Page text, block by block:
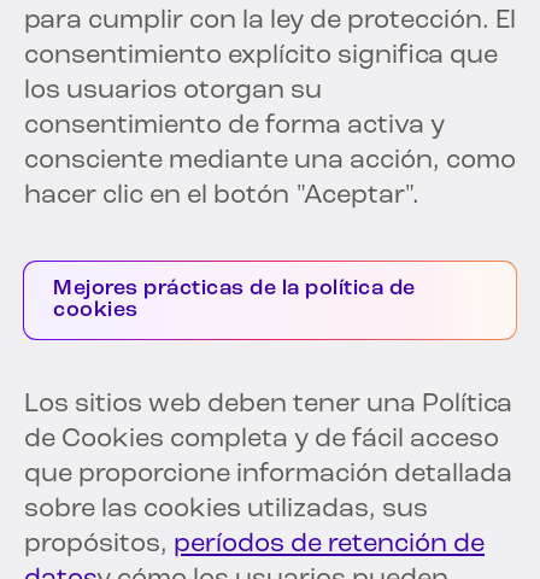
para cumplir con la ley de protección. El
consentimiento explícito significa que
los usuarios otorgan su
consentimiento de forma activa y
consciente mediante una acción, como
hacer clic en el botón "Aceptar".
Mejores prácticas de la política de
cookies
Los sitios web deben tener una Política
de Cookies completa y de fácil acceso
que proporcione información detallada
sobre las cookies utilizadas, sus
propósitos, períodos de retención de